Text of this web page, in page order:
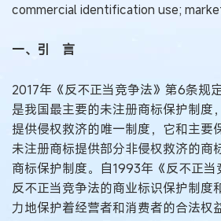
commercial identification use;
一、引 言
2017年《反不正当竞争法》第6条规
是我国最主要的未注册商标保护制度
提供侵权救济的唯一制度，它和主要
未注册商标提供部分非侵权救济的商
商标保护制度。自1993年《反不正当
反不正当竞争法的商业标识保护制度
力地保护着经营者和消费者的合法权